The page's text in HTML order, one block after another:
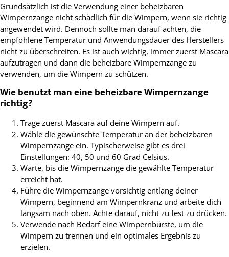
Grundsätzlich ist die Verwendung einer beheizbaren
Wimpernzange nicht schädlich für die Wimpern, wenn sie richtig
angewendet wird. Dennoch sollte man darauf achten, die
empfohlene Temperatur und Anwendungsdauer des Herstellers
nicht zu überschreiten. Es ist auch wichtig, immer zuerst Mascara
aufzutragen und dann die beheizbare Wimpernzange zu
verwenden, um die Wimpern zu schützen.
Wie benutzt man eine beheizbare Wimpernzange
richtig?
Trage zuerst Mascara auf deine Wimpern auf.
Wähle die gewünschte Temperatur an der beheizbaren
Wimpernzange ein. Typischerweise gibt es drei
Einstellungen: 40, 50 und 60 Grad Celsius.
Warte, bis die Wimpernzange die gewählte Temperatur
erreicht hat.
Führe die Wimpernzange vorsichtig entlang deiner
Wimpern, beginnend am Wimpernkranz und arbeite dich
langsam nach oben. Achte darauf, nicht zu fest zu drücken.
Verwende nach Bedarf eine Wimpernbürste, um die
Wimpern zu trennen und ein optimales Ergebnis zu
erzielen.